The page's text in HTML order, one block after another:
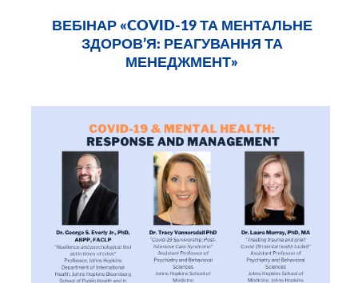
ВЕБІНАР «COVID-19 ТА МЕНТАЛЬНЕ
ЗДОРОВ’Я: РЕАГУВАННЯ ТА
МЕНЕДЖМЕНТ»